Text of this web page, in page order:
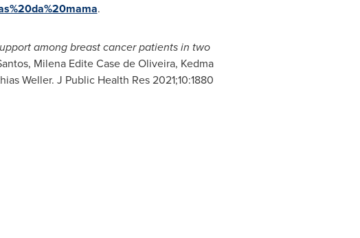
.
among breast cancer patients in two
, Milena Edite Case de Oliveira, Kedma
Weller. J Public Health Res 2021;10:1880